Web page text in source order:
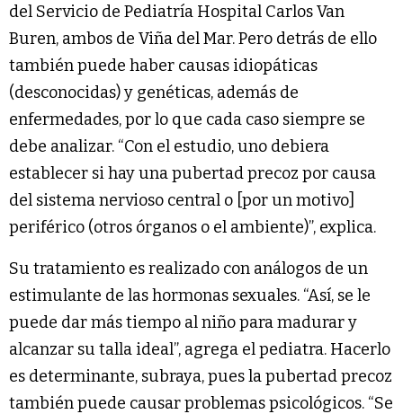
del Servicio de Pediatría Hospital Carlos Van
Buren, ambos de Viña del Mar. Pero detrás de ello
también puede haber causas idiopáticas
(desconocidas) y genéticas, además de
enfermedades, por lo que cada caso siempre se
debe analizar. “Con el estudio, uno debiera
establecer si hay una pubertad precoz por causa
del sistema nervioso central o [por un motivo]
periférico (otros órganos o el ambiente)”, explica.
Su tratamiento es realizado con análogos de un
estimulante de las hormonas sexuales. “Así, se le
puede dar más tiempo al niño para madurar y
alcanzar su talla ideal”, agrega el pediatra. Hacerlo
es determinante, subraya, pues la pubertad precoz
también puede causar problemas psicológicos. “Se